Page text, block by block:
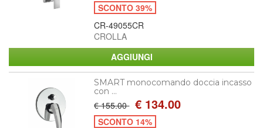
SCONTO 39%
CR-49055CR
CROLLA
SMART monocomando doccia incasso
con ...
€ 155.00 € 134.00
SCONTO 14%